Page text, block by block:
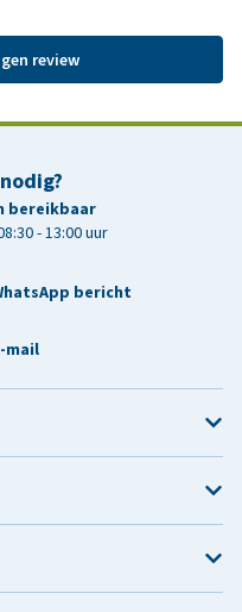
review
bereikbaar
- 13:00 uur
bericht
mail